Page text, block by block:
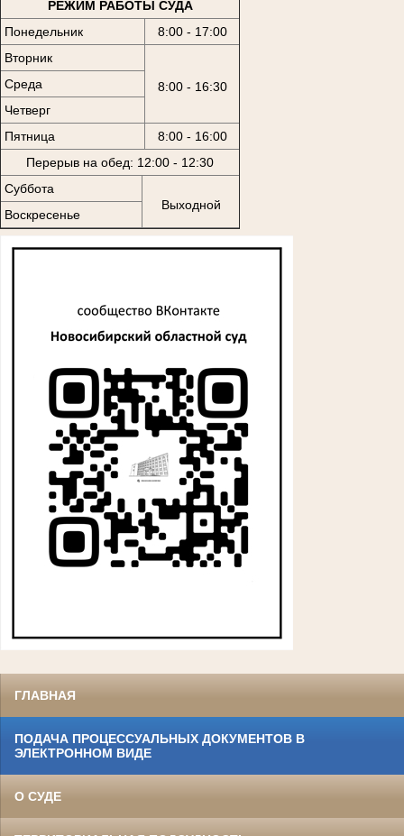
РЕЖИМ РАБОТЫ СУДА
Понедельник
8:00 - 17:00
Вторник
8:00 - 16:30
Среда
Четверг
Пятница
8:00 - 16:00
Перерыв на обед: 12:00 - 12:30
Суббота
Выходной
Воскресенье
ГЛАВНАЯ
ПОДАЧА ПРОЦЕССУАЛЬНЫХ ДОКУМЕНТОВ В
ЭЛЕКТРОННОМ ВИДЕ
О СУДЕ